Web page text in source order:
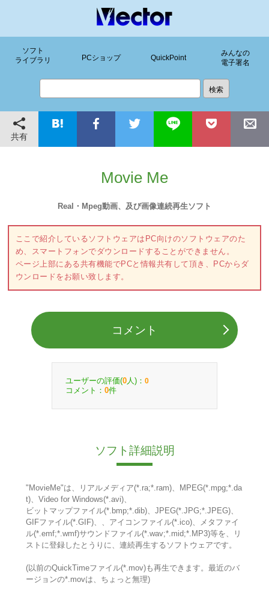
ソフト
ライブラリ
PCショップ QuickPoint
みんなの
電子署名
共有
Movie Me
Real・Mpeg動画、及び画像連続再生ソフト
ここで紹介しているソフトウェアはPC向けのソフトウェアのた
め、スマートフォンでダウンロードすることができません。
ページ上部にある共有機能でPCと情報共有して頂き、PCからダ
ウンロードをお願い致します。
コメント
ユーザーの評価(0 人)： 0
コメント： 0件
ソフト詳細説明
"MovieMe"は、リアルメディア(*.ra;*.ram)、MPEG(*.mpg;*.da
t)、Video for Windows(*.avi)、
ビットマップファイル(*.bmp;*.dib)、JPEG(*.JPG;*.JPEG)、
GIFファイル(*.GIF)、、アイコンファイル(*.ico)、メタファイ
ル(*.emf;*.wmf)サウンドファイル(*.wav;*.mid;*.MP3)等を、リ
ストに登録したとうりに、連続再生するソフトウェアです。
(以前のQuickTimeファイル(*.mov)も再生できます。最近のバ
ージョンの*.movは、ちょっと無理)